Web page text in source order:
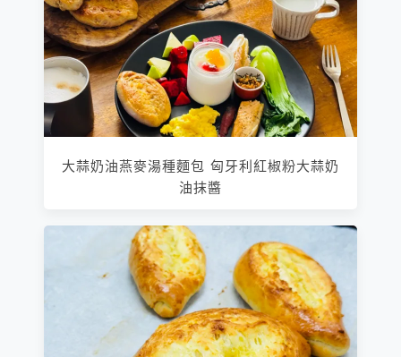
大蒜奶油燕麥湯種麵包 匈牙利紅椒粉大蒜奶
油抹醬